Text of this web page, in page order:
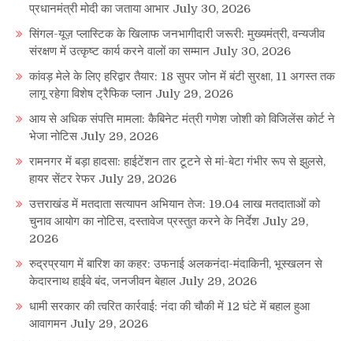
प्रधानमंत्री मोदी का जताया आभार July 30, 2026
सिंगल-यूज़ प्लास्टिक के खिलाफ जनभागीदारी जरूरी: मुख्यमंत्री, वन्यजीव
संरक्षण में उत्कृष्ट कार्य करने वालों का सम्मान July 30, 2026
कांवड़ मेले के लिए हरिद्वार तैयार: 18 सुपर जोन में बंटी सुरक्षा, 11 अगस्त तक
लागू रहेगा विशेष ट्रैफिक प्लान July 29, 2026
आय से अधिक संपत्ति मामला: कैबिनेट मंत्री गणेश जोशी को विजिलेंस कोर्ट ने
भेजा नोटिस July 29, 2026
रामनगर में बड़ा हादसा: हाईटेंशन तार टूटने से मां-बेटा गंभीर रूप से झुलसे,
हायर सेंटर रेफर July 29, 2026
उत्तराखंड में मतदाता सत्यापन अभियान तेज: 19.04 लाख मतदाताओं को
चुनाव आयोग का नोटिस, दस्तावेज प्रस्तुत करने के निर्देश July 29,
2026
रुद्रप्रयाग में बारिश का कहर: उफनाई अलकनंदा-मंदाकिनी, भूस्खलन से
केदारनाथ हाईवे बंद, जनजीवन बेहाल July 29, 2026
धामी सरकार की त्वरित कार्रवाई: नंदा की चौकी में 12 घंटे में बहाल हुआ
आवागमन July 29, 2026